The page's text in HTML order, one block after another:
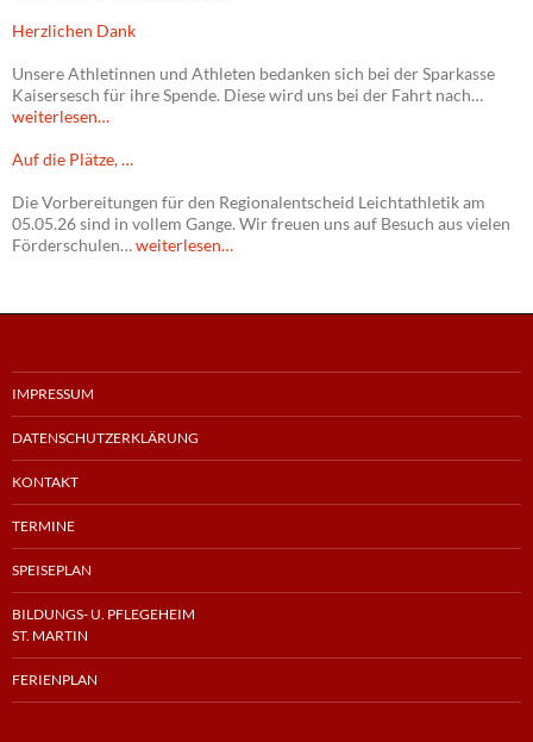
Herzlichen Dank
Unsere Athletinnen und Athleten bedanken sich bei der Sparkasse
Kaisersesch für ihre Spende. Diese wird uns bei der Fahrt nach…
weiterlesen…
Auf die Plätze, …
Die Vorbereitungen für den Regionalentscheid Leichtathletik am
05.05.26 sind in vollem Gange. Wir freuen uns auf Besuch aus vielen
Förderschulen…weiterlesen…
IMPRESSUM
DATENSCHUTZERKLÄRUNG
KONTAKT
TERMINE
SPEISEPLAN
BILDUNGS- U. PFLEGEHEIM
ST. MARTIN
FERIENPLAN